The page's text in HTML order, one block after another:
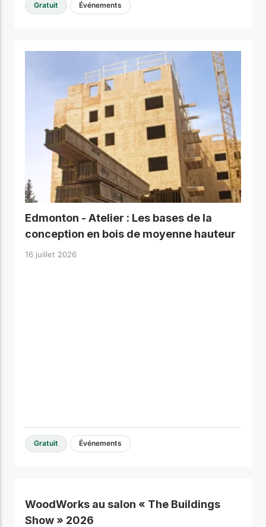
Gratuit Événements
Edmonton - Atelier : Les bases de la
conception en bois de moyenne hauteur
16 juillet 2026
Gratuit Événements
WoodWorks au salon « The Buildings
Show » 2026